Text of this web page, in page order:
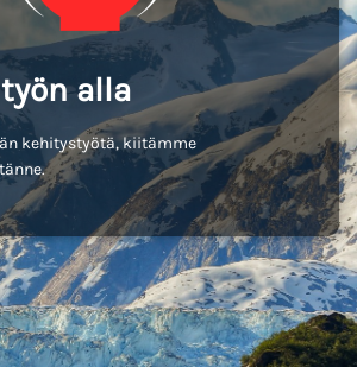
alla
kehitystyötä, kiitämme